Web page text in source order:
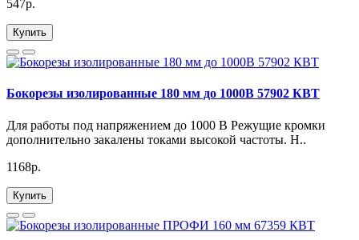
547р.
Купить
Бокорезы изолированные 180 мм до 1000В 57902 КВТ
Для работы под напряжением до 1000 В Режущие кромки
дополнительно закалены токами высокой частоты. H..
1168р.
Купить